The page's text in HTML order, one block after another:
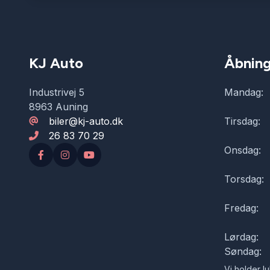
KJ Auto
Industrivej 5
8963 Auning
biler@kj-auto.dk
26 83 70 29
Mandag:
Tirsdag:
Onsdag:
Torsdag:
Fredag:
Lørdag:
Søndag: